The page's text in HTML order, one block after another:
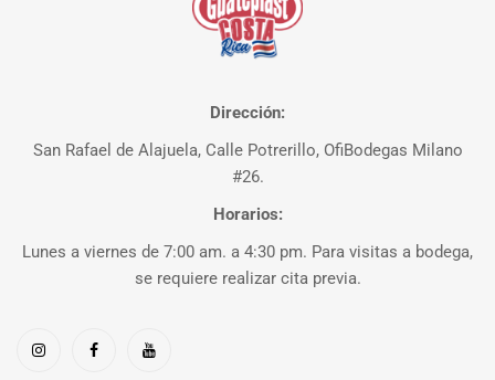
Dirección:
San Rafael de Alajuela, Calle Potrerillo, OfiBodegas Milano
#26.
Horarios:
Lunes a viernes de 7:00 am. a 4:30 pm. Para visitas a bodega,
se requiere realizar cita previa.